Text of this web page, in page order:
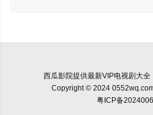
西瓜影院提供最新VIP电视剧大
Copyright © 2024
粤ICP备